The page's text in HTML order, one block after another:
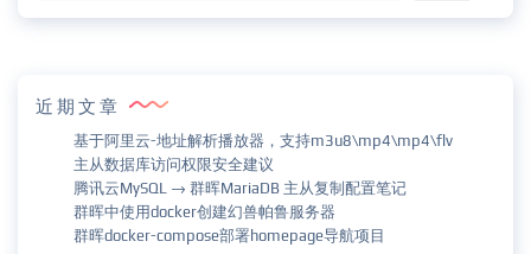
近期文章
基于阿里云-地址解析播放器，支持m3u8\mp4\mp4\flv
主从数据库访问权限安全建议
腾讯云MySQL → 群晖MariaDB 主从复制配置笔记
群晖中使用docker创建幻兽帕鲁服务器
群晖docker-compose部署homepage导航项目